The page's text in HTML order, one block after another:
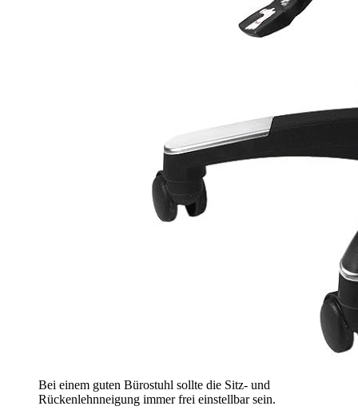
Bei einem guten Bürostuhl sollte die Sitz- und
Rückenlehnneigung immer frei einstellbar sein.